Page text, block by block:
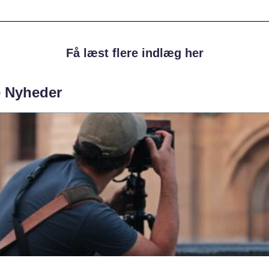
Få læst flere indlæg her
Nyheder